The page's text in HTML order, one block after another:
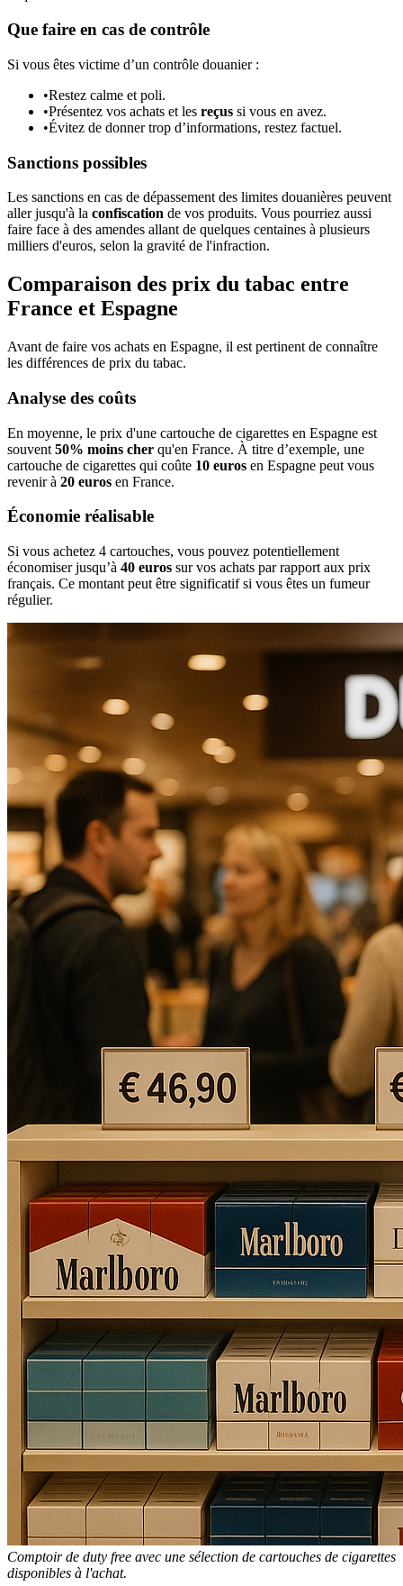
Que faire en cas de contrôle
Si vous êtes victime d’un contrôle douanier :
•Restez calme et poli.
•Présentez vos achats et les reçus si vous en avez.
•Évitez de donner trop d’informations, restez factuel.
Sanctions possibles
Les sanctions en cas de dépassement des limites douanières peuvent
aller jusqu'à la confiscation de vos produits. Vous pourriez aussi
faire face à des amendes allant de quelques centaines à plusieurs
milliers d'euros, selon la gravité de l'infraction.
Comparaison des prix du tabac entre
France et Espagne
Avant de faire vos achats en Espagne, il est pertinent de connaître
les différences de prix du tabac.
Analyse des coûts
En moyenne, le prix d'une cartouche de cigarettes en Espagne est
souvent 50% moins cher qu'en France. À titre d’exemple, une
cartouche de cigarettes qui coûte 10 euros en Espagne peut vous
revenir à 20 euros en France.
Économie réalisable
Si vous achetez 4 cartouches, vous pouvez potentiellement
économiser jusqu’à 40 euros sur vos achats par rapport aux prix
français. Ce montant peut être significatif si vous êtes un fumeur
régulier.
Comptoir de duty free avec une sélection de cartouches de cigarettes
disponibles à l'achat.